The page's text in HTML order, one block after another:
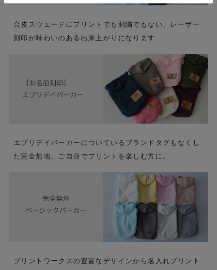
合皮スウェードにプリントでも刺繍でもない、レーザー
刻印が味わいのある出来上がりになります
エブリデイパーカーについているブランドタグもなくし
た完全無地。ご自身でプリントを楽しむ方に。
プリントワークスの豊富なデザインから名入れプリント